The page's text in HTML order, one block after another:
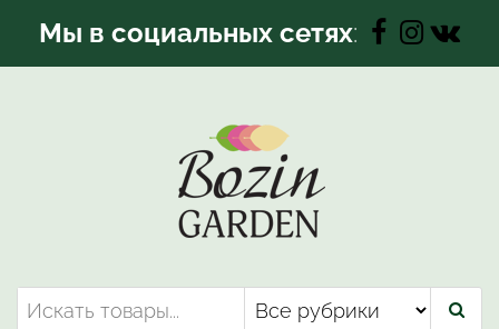
Мы в социальных сетях:
Bozin-Garden | Садовый центр
Садовый центр, Растения
для вашего сада